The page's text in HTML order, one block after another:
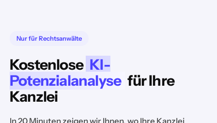
Nur für Rechtsanwälte
Kostenlose KI-
Potenzialanalyse für Ihre
Kanzlei
In 20 Minuten zeigen wir Ihnen, wo Ihre Kanzlei